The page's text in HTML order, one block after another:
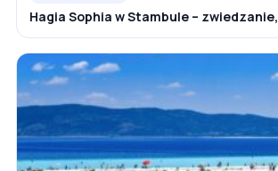
Hagia Sophia w Stambule –